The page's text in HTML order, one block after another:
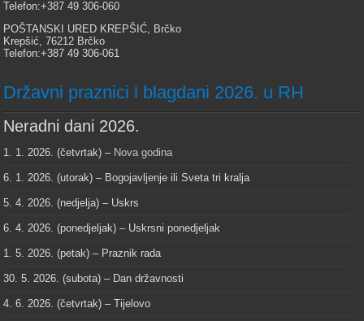
Telefon:+387 49 306-060
POŠTANSKI URED KREPŠIĆ, Brčko
Krepšić, 76212 Brčko
Telefon:+387 49 306-061
Državni praznici i blagdani 2026. u RH
Neradni dani 2026.
1. 1. 2026. (četvrtak) – Nova godina
6. 1. 2026. (utorak) – Bogojavljenje ili Sveta tri kralja
5. 4. 2026. (nedjelja) – Uskrs
6. 4. 2026. (ponedjeljak) – Uskrsni ponedjeljak
1. 5. 2026. (petak) – Praznik rada
30. 5. 2026. (subota) – Dan državnosti
4. 6. 2026. (četvrtak) – Tijelovo